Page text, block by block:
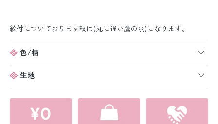
紋付についております紋は(丸に違い鷹の羽)になります。
色/柄
生地